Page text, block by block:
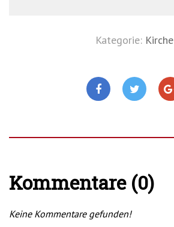
Kategorie: Kirche
Kommentare (0)
Keine Kommentare gefunden!